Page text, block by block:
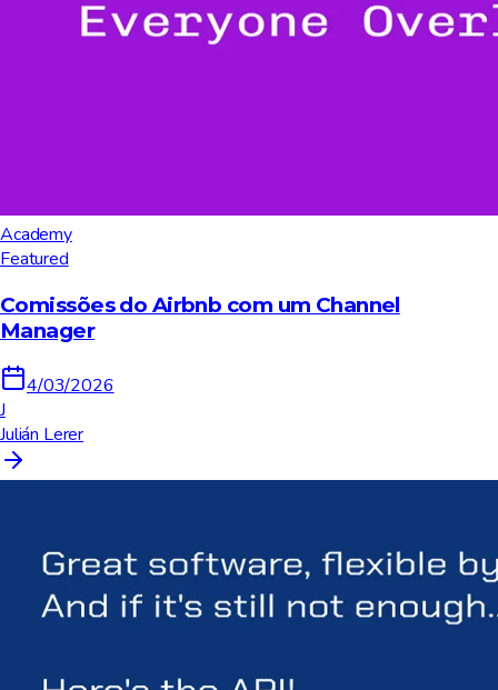
Academy
Featured
Comissões do Airbnb com um Channel
Manager
4/03/2026
J
Julián Lerer